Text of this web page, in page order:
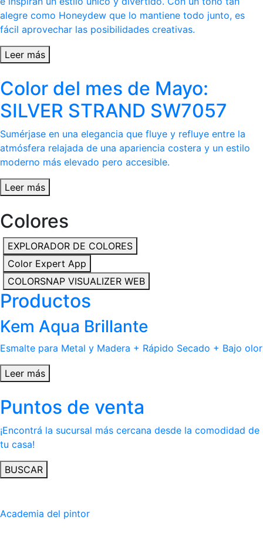
alegre como Honeydew que lo mantiene todo junto, es
fácil aprovechar las posibilidades creativas.
Leer más
Color del mes de Mayo:
SILVER STRAND SW7057
Sumérjase en una elegancia que fluye y refluye entre la
atmósfera relajada de una apariencia costera y un estilo
moderno más elevado pero accesible.
Leer más
Colores
EXPLORADOR DE COLORES
Color Expert App
COLORSNAP VISUALIZER WEB
Productos
Kem Aqua Brillante
Esmalte para Metal y Madera + Rápido Secado + Bajo olor
Leer más
Puntos de venta
¡Encontrá la sucursal más cercana desde la comodidad de
tu casa!
BUSCAR
Academia del pintor